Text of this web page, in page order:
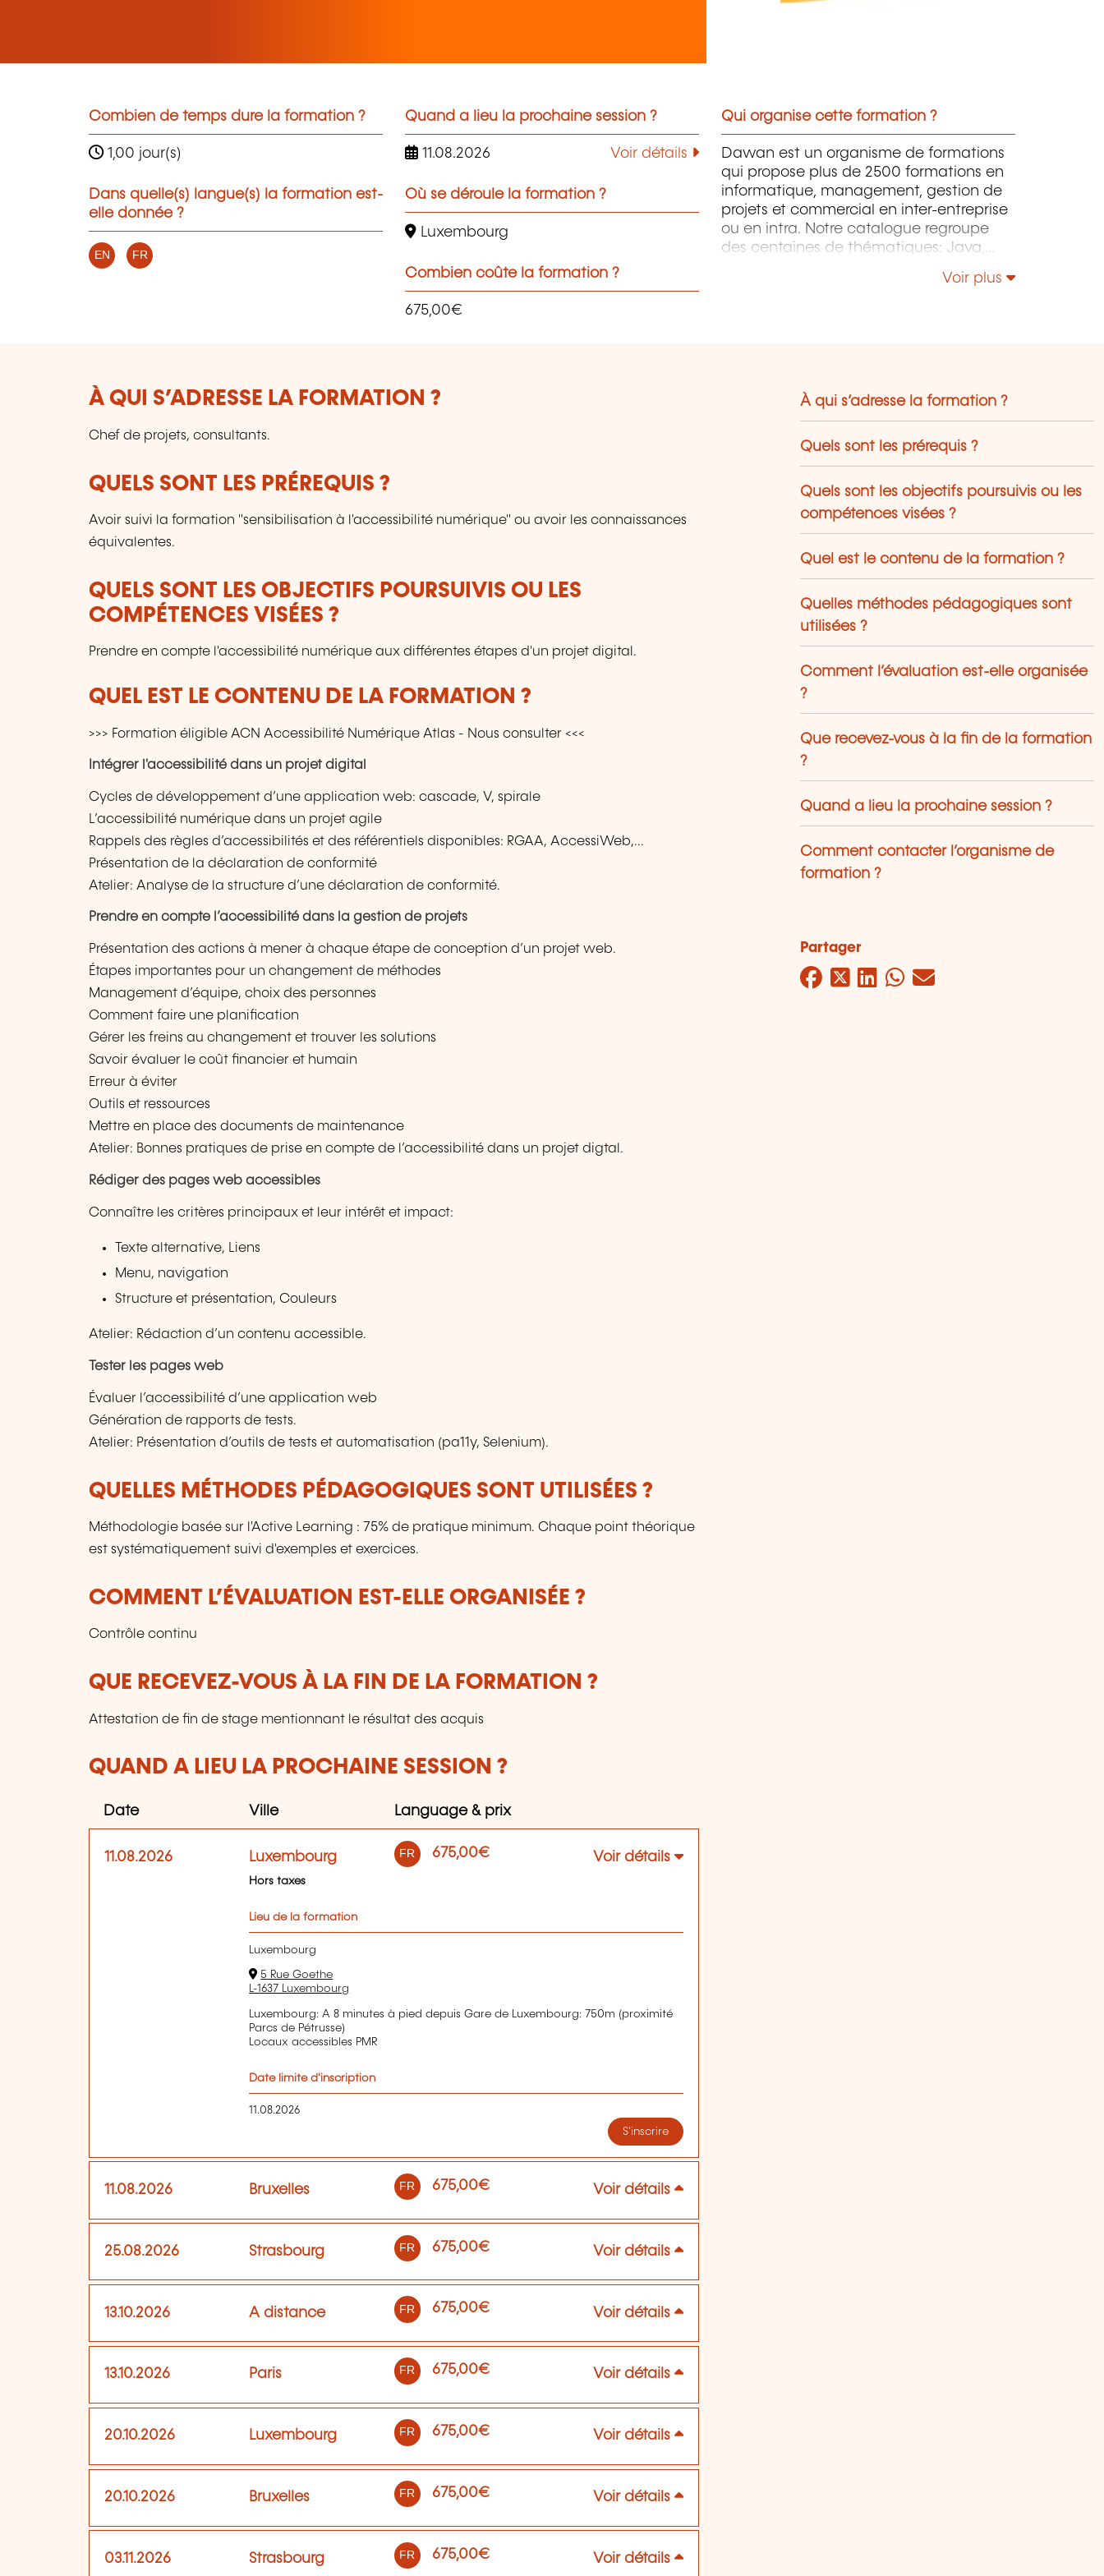
Combien de temps dure la formation ?
1,00 jour(s)
Dans quelle(s) langue(s) la formation est-
elle donnée ?
EN FR
Quand a lieu la prochaine session ?
11.08.2026 Voir détails
Où se déroule la formation ?
Luxembourg
Combien coûte la formation ?
675,00€
Qui organise cette formation ?
Dawan est un organisme de formations
qui propose plus de 2500 formations en
informatique, management, gestion de
projets et commercial en inter-entreprise
ou en intra. Notre catalogue regroupe
des centaines de thématiques: Java,
Windows Server, Vmware, Autocad,
Voir plus
À QUI S’ADRESSE LA FORMATION ?
Chef de projets, consultants.
QUELS SONT LES PRÉREQUIS ?
Avoir suivi la formation "sensibilisation à l'accessibilité numérique" ou avoir les connaissances
équivalentes.
QUELS SONT LES OBJECTIFS POURSUIVIS OU LES
COMPÉTENCES VISÉES ?
Prendre en compte l'accessibilité numérique aux différentes étapes d'un projet digital.
QUEL EST LE CONTENU DE LA FORMATION ?
>>> Formation éligible ACN Accessibilité Numérique Atlas - Nous consulter <<<
Intégrer l'accessibilité dans un projet digital
Cycles de développement d’une application web: cascade, V, spirale
L’accessibilité numérique dans un projet agile
Rappels des règles d’accessibilités et des référentiels disponibles: RGAA, AccessiWeb,...
Présentation de la déclaration de conformité
Atelier: Analyse de la structure d’une déclaration de conformité.
Prendre en compte l’accessibilité dans la gestion de projets
Présentation des actions à mener à chaque étape de conception d’un projet web.
Étapes importantes pour un changement de méthodes
Management d’équipe, choix des personnes
Comment faire une planification
Gérer les freins au changement et trouver les solutions
Savoir évaluer le coût financier et humain
Erreur à éviter
Outils et ressources
Mettre en place des documents de maintenance
Atelier: Bonnes pratiques de prise en compte de l’accessibilité dans un projet digtal.
Rédiger des pages web accessibles
Connaître les critères principaux et leur intérêt et impact:
Texte alternative, Liens
Menu, navigation
Structure et présentation, Couleurs
Atelier: Rédaction d’un contenu accessible.
Tester les pages web
Évaluer l’accessibilité d’une application web
Génération de rapports de tests.
Atelier: Présentation d’outils de tests et automatisation (pa11y, Selenium).
QUELLES MÉTHODES PÉDAGOGIQUES SONT UTILISÉES ?
Méthodologie basée sur l'Active Learning : 75% de pratique minimum. Chaque point théorique
est systématiquement suivi d'exemples et exercices.
COMMENT L’ÉVALUATION EST-ELLE ORGANISÉE ?
Contrôle continu
QUE RECEVEZ-VOUS À LA FIN DE LA FORMATION ?
Attestation de fin de stage mentionnant le résultat des acquis
QUAND A LIEU LA PROCHAINE SESSION ?
Date Ville Language & prix
11.08.2026 Luxembourg FR 675,00€ Voir détails
Hors taxes
Lieu de la formation
Luxembourg
5 Rue Goethe
L-1637 Luxembourg
Luxembourg: A 8 minutes à pied depuis Gare de Luxembourg: 750m (proximité
Parcs de Pétrusse)
Locaux accessibles PMR
Date limite d'inscription
11.08.2026
S'inscrire
11.08.2026 Bruxelles FR 675,00€ Voir détails
25.08.2026 Strasbourg FR 675,00€ Voir détails
13.10.2026 A distance FR 675,00€ Voir détails
13.10.2026 Paris FR 675,00€ Voir détails
20.10.2026 Luxembourg FR 675,00€ Voir détails
20.10.2026 Bruxelles FR 675,00€ Voir détails
03.11.2026 Strasbourg FR 675,00€ Voir détails
À qui s’adresse la formation ?
Quels sont les prérequis ?
Quels sont les objectifs poursuivis ou les
compétences visées ?
Quel est le contenu de la formation ?
Quelles méthodes pédagogiques sont
utilisées ?
Comment l’évaluation est-elle organisée
?
Que recevez-vous à la fin de la formation
?
Quand a lieu la prochaine session ?
Comment contacter l’organisme de
formation ?
Partager
Facebook
Twitter
LinkedIn
WhatsApp
Mail